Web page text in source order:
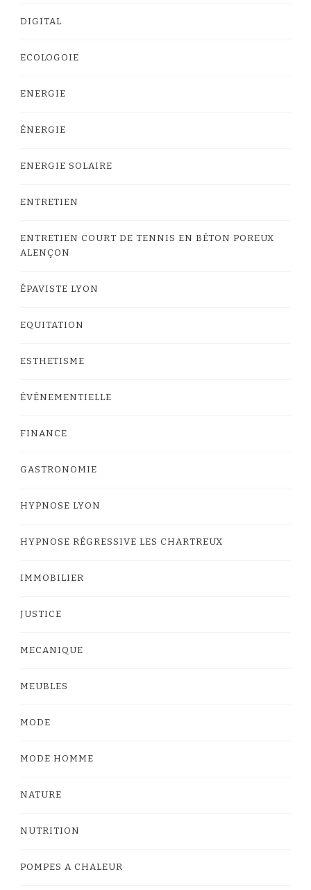
DIGITAL
ECOLOGOIE
ENERGIE
ÉNERGIE
ENERGIE SOLAIRE
ENTRETIEN
ENTRETIEN COURT DE TENNIS EN BÉTON POREUX
ALENÇON
ÉPAVISTE LYON
EQUITATION
ESTHETISME
ÉVÉNEMENTIELLE
FINANCE
GASTRONOMIE
HYPNOSE LYON
HYPNOSE RÉGRESSIVE LES CHARTREUX
IMMOBILIER
JUSTICE
MECANIQUE
MEUBLES
MODE
MODE HOMME
NATURE
NUTRITION
POMPES A CHALEUR